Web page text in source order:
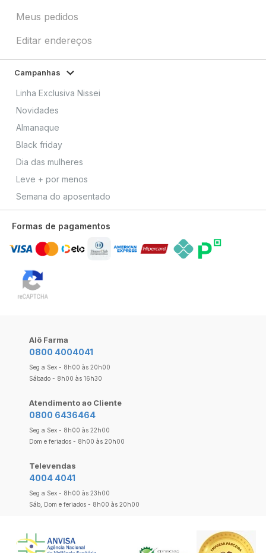
Meus pedidos
Editar endereços
Campanhas
Linha Exclusiva Nissei
Novidades
Almanaque
Black friday
Dia das mulheres
Leve + por menos
Semana do aposentado
Formas de pagamentos
Alô Farma
0800 4004041
Seg a Sex - 8h00 às 20h00
Sábado - 8h00 às 16h30
Atendimento ao Cliente
0800 6436464
Seg a Sex - 8h00 às 22h00
Dom e feriados - 8h00 às 20h00
Televendas
4004 4041
Seg a Sex - 8h00 às 23h00
Sáb, Dom e feriados - 8h00 às 20h00